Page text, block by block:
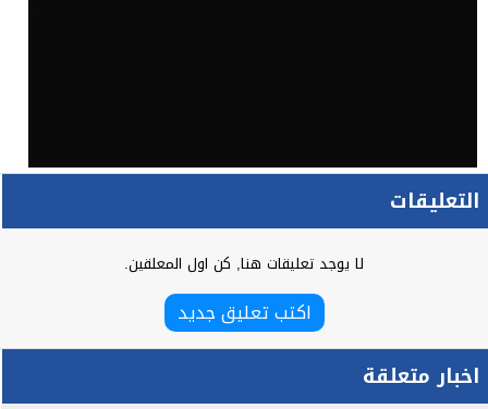
التعليقات
لا يوجد تعليقات هنا, كن اول المعلقين.
اكتب تعليق جديد
اخبار متعلقة